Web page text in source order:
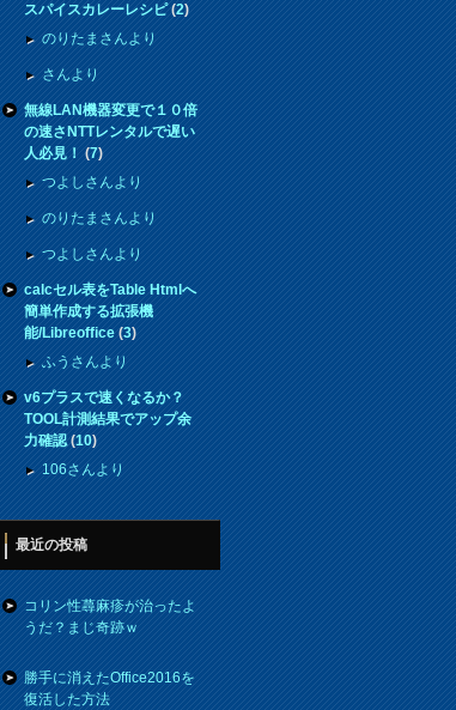
スパイスカレーレシピ(2)
のりたまさんより
さんより
無線LAN機器変更で１０倍
の速さNTTレンタルで遅い
人必見！(7)
つよしさんより
のりたまさんより
つよしさんより
calcセル表をTable Htmlへ
簡単作成する拡張機
能/Libreoffice(3)
ふうさんより
v6プラスで速くなるか？
TOOL計測結果でアップ余
力確認(10)
106さんより
最近の投稿
コリン性蕁麻疹が治ったよ
うだ？まじ奇跡ｗ
勝手に消えたOffice2016を
復活した方法